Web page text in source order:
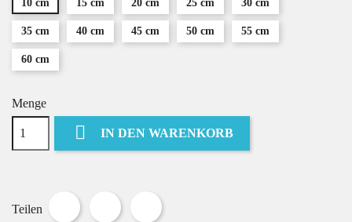
10 cm 15 cm 20 cm 25 cm 30 cm
35 cm 40 cm 45 cm 50 cm 55 cm
60 cm
Menge
 IN DEN WARENKORB
Teilen